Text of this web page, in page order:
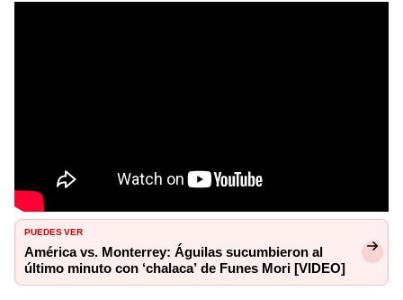
PUEDES VER
América vs. Monterrey: Águilas sucumbieron al
último minuto con ‘chalaca’ de Funes Mori [VIDEO]